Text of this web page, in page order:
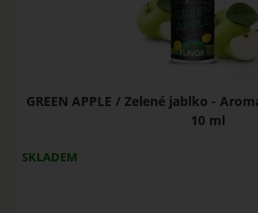
GREEN APPLE / Zelené jablko -
10 ml
SKLADEM